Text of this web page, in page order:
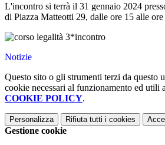
L'incontro si terrà il 31 gennaio 2024
di Piazza Matteotti 29, dalle ore 15 alle ore
Notizie
Questo sito o gli strumenti terzi da questo
cookie necessari al funzionamento ed utili
COOKIE POLICY.
Personalizza Rifiuta tutti i cookies
Gestione cookie